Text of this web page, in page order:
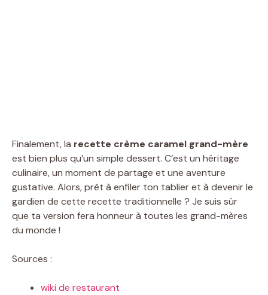
Finalement, la recette crème caramel grand-mère
est bien plus qu’un simple dessert. C’est un héritage
culinaire, un moment de partage et une aventure
gustative. Alors, prêt à enfiler ton tablier et à devenir le
gardien de cette recette traditionnelle ? Je suis sûr
que ta version fera honneur à toutes les grand-mères
du monde !
Sources :
wiki de restaurant